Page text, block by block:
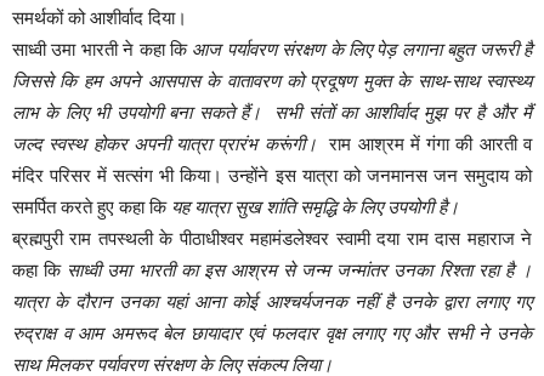
समर्थकों को आशीर्वाद दिया।
साध्वी उमा भारती ने कहा कि आज पर्यावरण संरक्षण के लिए पेड़ लगाना बहुत जरूरी है
जिससे कि हम अपने आसपास के वातावरण को प्रदूषण मुक्त के साथ-साथ स्वास्थ्य
लाभ के लिए भी उपयोगी बना सकते हैं। सभी संतों का आशीर्वाद मुझ पर है और मैं
जल्द स्वस्थ होकर अपनी यात्रा प्रारंभ करूंगी। राम आश्रम में गंगा की आरती व
मंदिर परिसर में सत्संग भी किया। उन्होंने इस यात्रा को जनमानस जन समुदाय को
समर्पित करते हुए कहा कि यह यात्रा सुख शांति समृद्धि के लिए उपयोगी है।
ब्रह्मपुरी राम तपस्थली के पीठाधीश्वर महामंडलेश्वर स्वामी दया राम दास महाराज ने
कहा कि साध्वी उमा भारती का इस आश्रम से जन्म जन्मांतर उनका रिश्ता रहा है ।
यात्रा के दौरान उनका यहां आना कोई आश्चर्यजनक नहीं है उनके द्वारा लगाए गए
रुद्राक्ष व आम अमरूद बेल छायादार एवं फलदार वृक्ष लगाए गए और सभी ने उनके
साथ मिलकर पर्यावरण संरक्षण के लिए संकल्प लिया।